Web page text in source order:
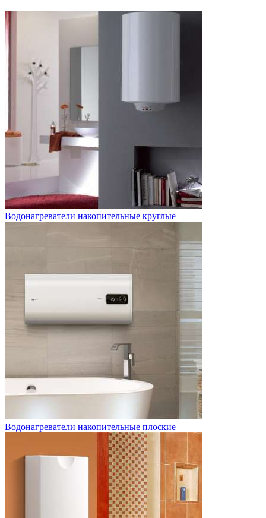
Водонагреватели накопительные круглые
Водонагреватели накопительные плоские